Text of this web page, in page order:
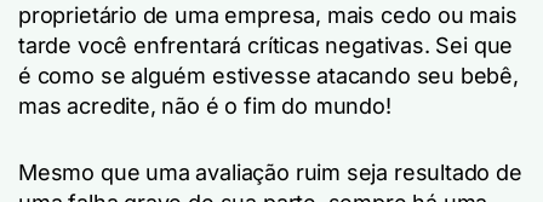
proprietário de uma empresa, mais cedo ou mais
tarde você enfrentará críticas negativas. Sei que
é como se alguém estivesse atacando seu bebê,
mas acredite, não é o fim do mundo!
Mesmo que uma avaliação ruim seja resultado de